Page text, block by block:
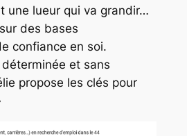
une lueur qui va grandir…
des bases
confiance en soi.
et sans
propose les clés pour